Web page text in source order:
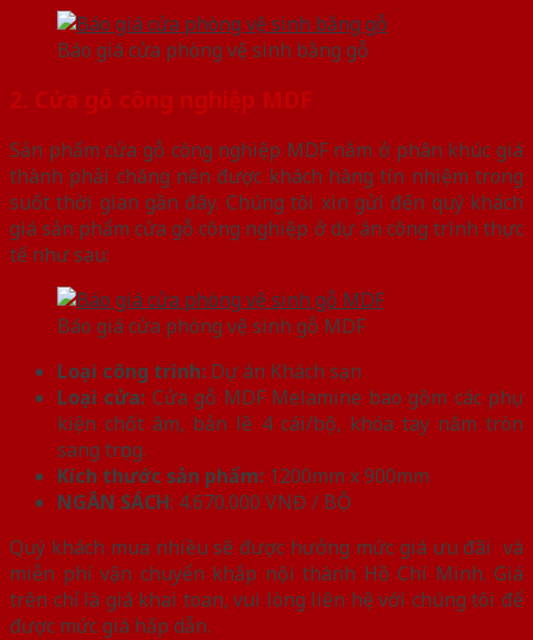
Báo giá cửa phòng vệ sinh bằng gỗ
2. Cửa gỗ công nghiệp MDF
Sản phẩm cửa gỗ công nghiệp MDF nằm ở phân khúc giá
thành phải chăng nên được khách hàng tín nhiệm trong
suốt thời gian gần đây. Chúng tôi xin gửi đến quý khách
giá sản phẩm cửa gỗ công nghiệp ở dự án công trình thực
tế như sau:
Báo giá cửa phòng vệ sinh gỗ MDF
Loại công trình: Dự án Khách sạn
Loại cửa: Cửa gỗ MDF Melamine bao gồm các phụ
kiện chốt âm, bản lề 4 cái/bộ, khóa tay nắm tròn
sang trọng.
Kích thước sản phẩm: 1200mm x 900mm
NGÂN SÁCH: 4.670.000 VNĐ / BỘ
Quý khách mua nhiều sẽ được hưởng mức giá ưu đãi và
miễn phí vận chuyển khắp nội thành Hồ Chí Minh. Giá
trên chỉ là giá khai toan, vui lòng liên hệ với chúng tôi để
được mức giá hấp dẫn.